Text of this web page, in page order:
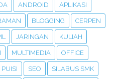
ANDROID APLIKASI
BLOGGING CERPEN
JARINGAN KULIAH
MULTIMEDIA OFFICE
PUISI SEO SILABUS SMK